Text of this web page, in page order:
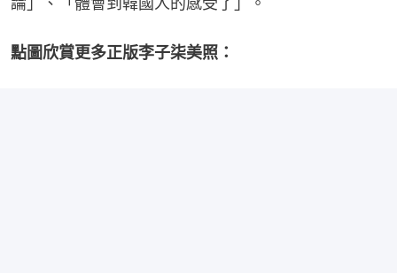
點圖欣賞更多正版李子柒美照：